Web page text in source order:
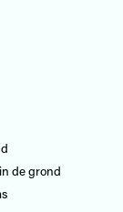
de grond